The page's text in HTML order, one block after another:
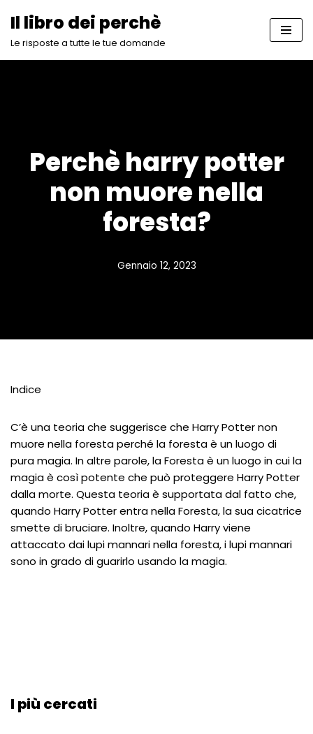
Vai
Il libro dei perchè
Le risposte a tutte le tue domande
Perchè harry potter
non muore nella
foresta?
Gennaio 12, 2023
Indice
C’è una teoria che suggerisce che Harry Potter non
muore nella foresta perché la foresta è un luogo di
pura magia. In altre parole, la Foresta è un luogo in cui la
magia è così potente che può proteggere Harry Potter
dalla morte. Questa teoria è supportata dal fatto che,
quando Harry Potter entra nella Foresta, la sua cicatrice
smette di bruciare. Inoltre, quando Harry viene
attaccato dai lupi mannari nella foresta, i lupi mannari
sono in grado di guarirlo usando la magia.
I più cercati